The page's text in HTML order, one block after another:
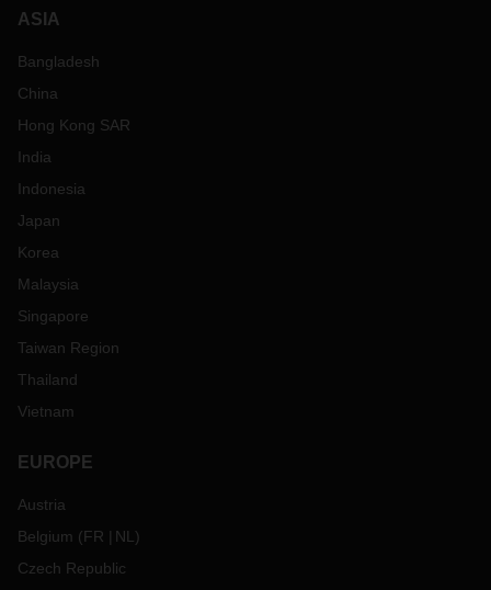
ASIA
Bangladesh
China
Hong Kong SAR
India
Indonesia
Japan
Korea
Malaysia
Singapore
Taiwan Region
Thailand
Vietnam
EUROPE
Austria
Belgium (FR NL )
Czech Republic